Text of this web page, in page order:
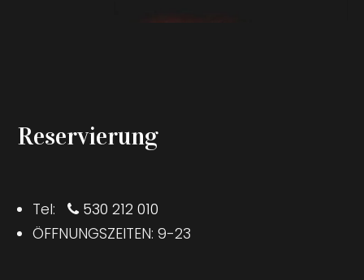
Reservierung
Tel:
530 212 010
ÖFFNUNGSZEITEN: 9-23